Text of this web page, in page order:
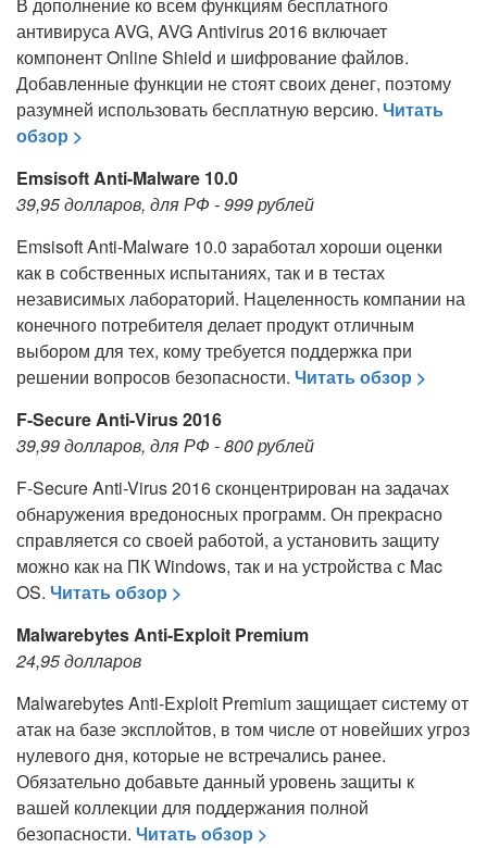
В дополнение ко всем функциям бесплатного
антивируса AVG, AVG Antivirus 2016 включает
компонент Online Shield и шифрование файлов.
Добавленные функции не стоят своих денег, поэтому
разумней использовать бесплатную версию. Читать
обзор >
Emsisoft Anti-Malware 10.0
39,95 долларов, для РФ - 999 рублей
Emsisoft Anti-Malware 10.0 заработал хороши оценки
как в собственных испытаниях, так и в тестах
независимых лабораторий. Нацеленность компании на
конечного потребителя делает продукт отличным
выбором для тех, кому требуется поддержка при
решении вопросов безопасности. Читать обзор >
F-Secure Anti-Virus 2016
39,99 долларов, для РФ - 800 рублей
F-Secure Anti-Virus 2016 сконцентрирован на задачах
обнаружения вредоносных программ. Он прекрасно
справляется со своей работой, а установить защиту
можно как на ПК Windows, так и на устройства с Mac
OS. Читать обзор >
Malwarebytes Anti-Exploit Premium
24,95 долларов
Malwarebytes Anti-Exploit Premium защищает систему от
атак на базе эксплойтов, в том числе от новейших угроз
нулевого дня, которые не встречались ранее.
Обязательно добавьте данный уровень защиты к
вашей коллекции для поддержания полной
безопасности. Читать обзор >